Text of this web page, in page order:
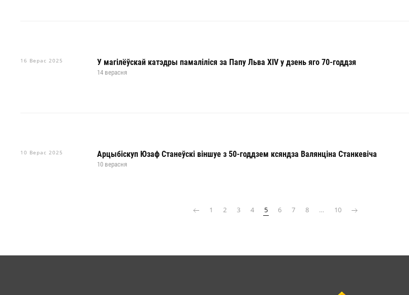
16 Верас 2025 У магілёўскай катэдры памаліліся за Папу Льва XIV у дзень яго 70-годдзя
14 верасня
10 Верас 2025 Арцыбіскуп Юзаф Станеўскі віншуе з 50-годдзем ксяндза Валянціна Станкевіча
10 верасня
1 2 3 4 5 6 7 8 … 10